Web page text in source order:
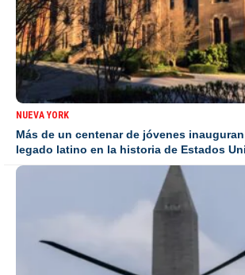
NUEVA YORK
Más de un centenar de jóvenes
legado latino en la historia de Estados